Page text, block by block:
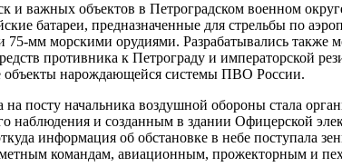
и важных объектов в Петроградском военном
батареи, предназначенные для стрельбы по
мм морскими орудиями. Разрабатывались также
противника к Петрограду и императорской
объекты нарождающейся системы ПВО России.
посту начальника воздушной обороны стала
наблюдения и созданным в здании Офицерской
информация об обстановке в небе поступала
командам, авиационным, прожекторным и